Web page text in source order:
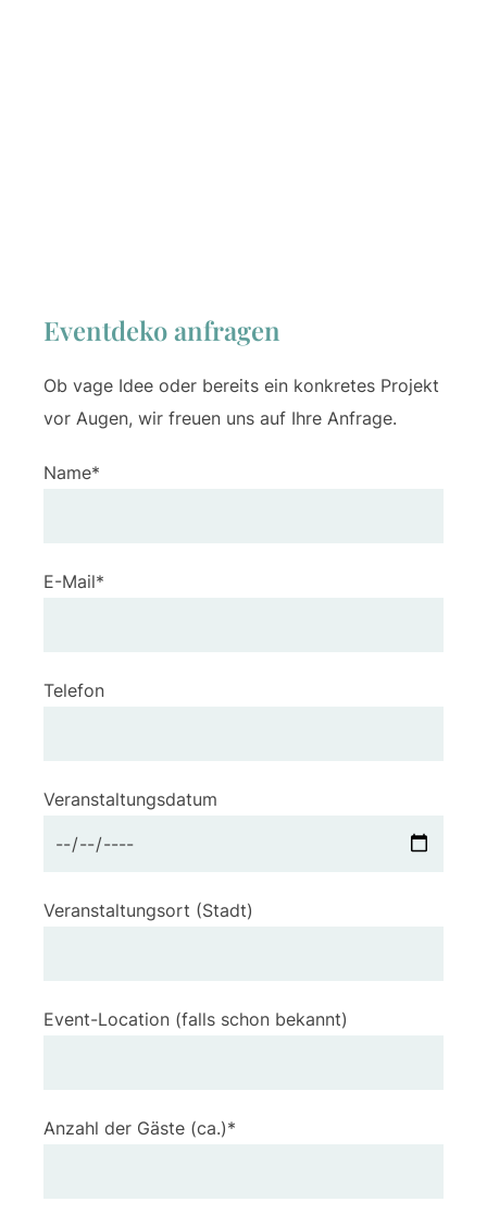
Eventdeko anfragen
Ob vage Idee oder bereits ein konkretes Projekt
vor Augen, wir freuen uns auf Ihre Anfrage.
Name*
E-Mail*
Telefon
Veranstaltungsdatum
Veranstaltungsort (Stadt)
Event-Location (falls schon bekannt)
Anzahl der Gäste (ca.)*